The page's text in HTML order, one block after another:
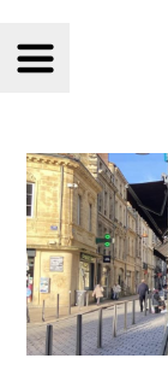
chair